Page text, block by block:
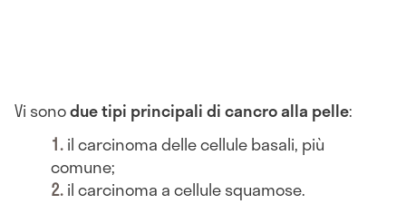
Vi sonodue tipi principali di cancro alla pelle:
il carcinoma delle cellule basali, più
comune;
il carcinoma a cellule squamose.